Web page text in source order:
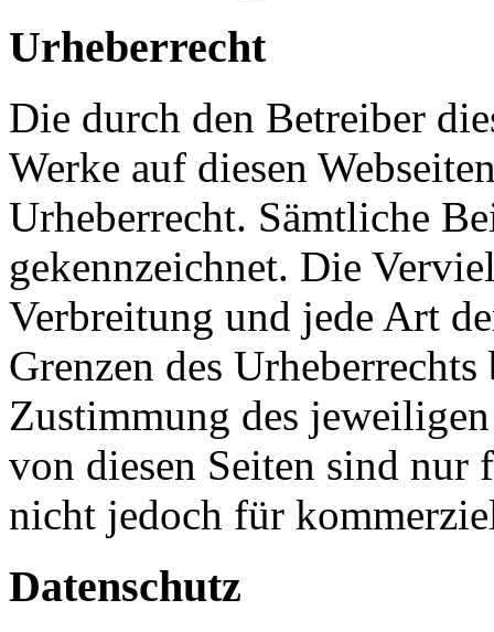
Urheberrecht
Die durch den Betreiber
Werke auf diesen
Urheberrecht. Sämtliche
gekennzeichnet. Die
Verbreitung und jede Art
Grenzen des
Zustimmung des
von diesen Seiten sind nur
nicht jedoch für
Datenschutz